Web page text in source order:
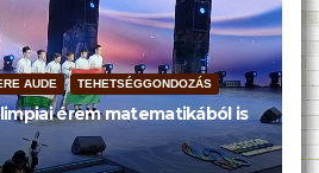
AUDE TEHETSÉGGONDOZÁS
érem matematikából is